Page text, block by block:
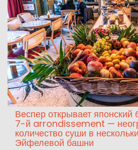
Веспер открывает
7-й arrondissement —
количество суши в
Эйфелевой башни